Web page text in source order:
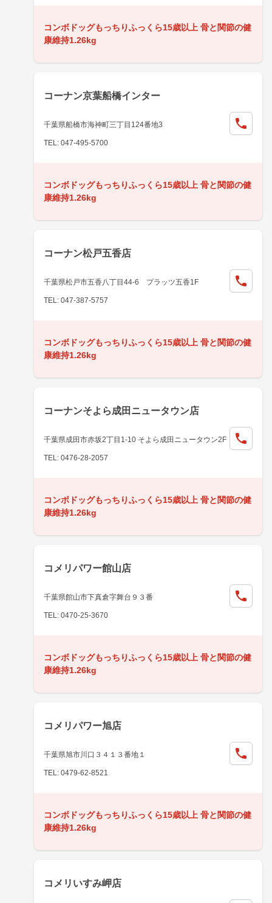
コンボドッグもっちりふっくら15歳以上 骨と関節の健
康維持1.26kg
コーナン京葉船橋インター
千葉県船橋市海神町三丁目124番地3
TEL: 047-495-5700
コンボドッグもっちりふっくら15歳以上 骨と関節の健
康維持1.26kg
コーナン松戸五香店
千葉県松戸市五香八丁目44-6 プラッツ五香1F
TEL: 047-387-5757
コンボドッグもっちりふっくら15歳以上 骨と関節の健
康維持1.26kg
コーナンそよら成田ニュータウン店
千葉県成田市赤坂2丁目1-10 そよら成田ニュータウン2F
TEL: 0476-28-2057
コンボドッグもっちりふっくら15歳以上 骨と関節の健
康維持1.26kg
コメリパワー館山店
千葉県館山市下真倉字舞台９３番
TEL: 0470-25-3670
コンボドッグもっちりふっくら15歳以上 骨と関節の健
康維持1.26kg
コメリパワー旭店
千葉県旭市川口３４１３番地１
TEL: 0479-62-8521
コンボドッグもっちりふっくら15歳以上 骨と関節の健
康維持1.26kg
コメリいすみ岬店